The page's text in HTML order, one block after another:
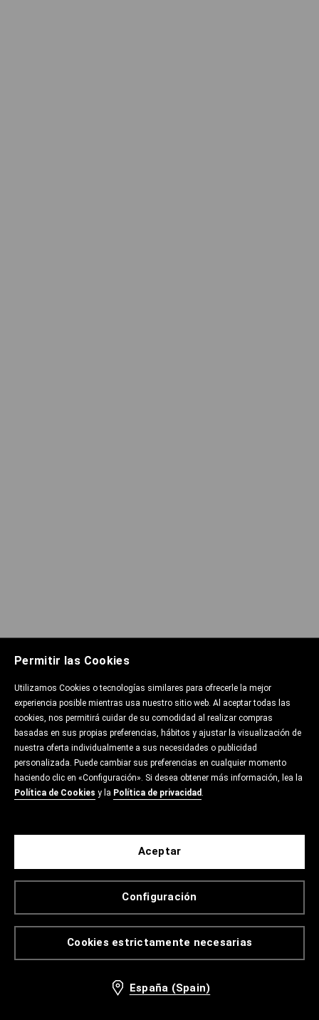
Permitir las Cookies
Utilizamos Cookies o tecnologías similares para ofrecerle la mejor
experiencia posible mientras usa nuestro sitio web. Al aceptar todas las
cookies, nos permitirá cuidar de su comodidad al realizar compras
basadas en sus propias preferencias, hábitos y ajustar la visualización de
nuestra oferta individualmente a sus necesidades o publicidad
personalizada. Puede cambiar sus preferencias en cualquier momento
haciendo clic en «Configuración». Si desea obtener más información, lea la
Política de Cookies y la Política de privacidad.
Cookies estrictamente necesarias
Configuración
Aceptar
España (Spain)